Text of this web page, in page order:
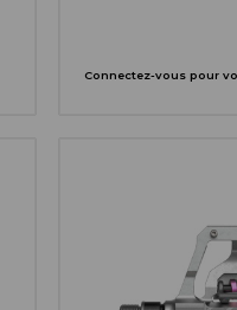
Connectez-vous pour